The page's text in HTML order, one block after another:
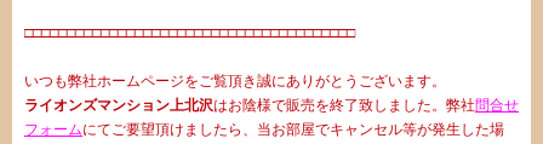
□□□□□□□□□□□□□□□□□□□□□□□□□□□□□□□□□□□□□□□
いつも弊社ホームページをご覧頂き誠にありがとうございます。
ライオンズマンション上北沢はお陰様で販売を終了致しました。弊社問合せ
フォームにてご要望頂けましたら、当お部屋でキャンセル等が発生した場